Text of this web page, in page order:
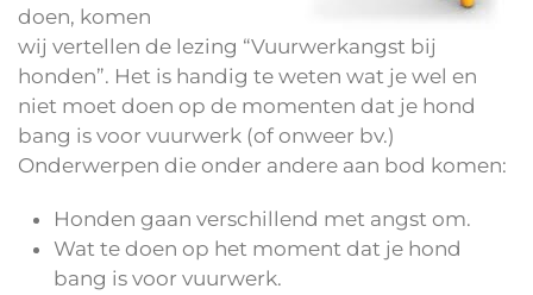
doen, komen
wij vertellen de lezing “Vuurwerkangst bij
honden”. Het is handig te weten wat je wel en
niet moet doen op de momenten dat je hond
bang is voor vuurwerk (of onweer bv.)
Onderwerpen die onder andere aan bod komen:
Honden gaan verschillend met angst om.
Wat te doen op het moment dat je hond
bang is voor vuurwerk.